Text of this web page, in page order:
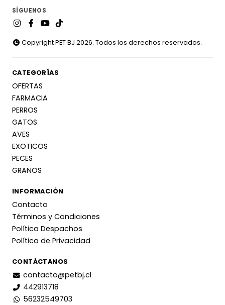
SÍGUENOS
Copyright PET BJ 2026. Todos los derechos reservados.
CATEGORÍAS
OFERTAS
FARMACIA
PERROS
GATOS
AVES
EXOTICOS
PECES
GRANOS
INFORMACIÓN
Contacto
Términos y Condiciones
Política Despachos
Política de Privacidad
CONTÁCTANOS
contacto@petbj.cl
442913718
56232549703